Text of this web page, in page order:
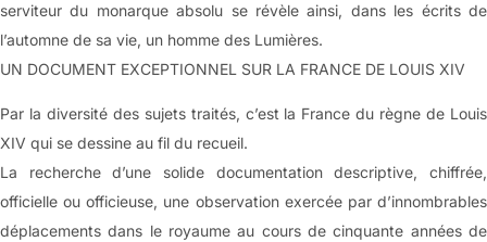
serviteur du monarque absolu se révèle ainsi, dans les écrits de
l’automne de sa vie, un homme des Lumières.
UN DOCUMENT EXCEPTIONNEL SUR LA FRANCE DE LOUIS XIV
Par la diversité des sujets traités, c’est la France du règne de Louis
XIV qui se dessine au fil du recueil.
La recherche d’une solide documentation descriptive, chiffrée,
officielle ou officieuse, une observation exercée par d’innombrables
déplacements dans le royaume au cours de cinquante années de